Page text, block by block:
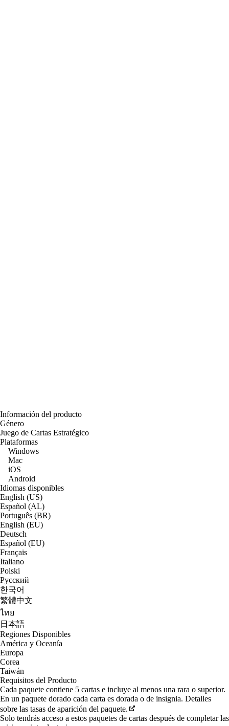
Información del producto
Género
Juego de Cartas Estratégico
Plataformas
Windows
Mac
iOS
Android
Idiomas disponibles
English (US)
Español (AL)
Português (BR)
English (EU)
Deutsch
Español (EU)
Français
Italiano
Polski
Русский
한국어
繁體中文
ไทย
日本語
Regiones Disponibles
América y Oceanía
Europa
Corea
Taiwán
Requisitos del Producto
Cada paquete contiene 5 cartas e incluye al menos una rara o superior.
En un paquete dorado cada carta es dorada o de insignia. Detalles
sobre las tasas de aparición del paquete.
Solo tendrás acceso a estos paquetes de cartas después de completar las